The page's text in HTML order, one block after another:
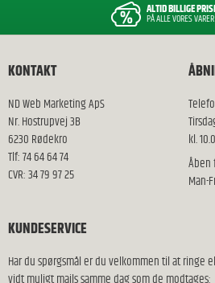
ALTID BILLIGE
PÅ ALLE VORES VARER
KONTAKT
ND Web Marketing ApS
Nr. Hostrupvej 3B
6230 Rødekro
Tlf: 74 64 64 74
CVR: 34 79 97 25
kl.
Åben
Man-
KUNDESERVICE
Har du spørgsmål er du velkommen til at ringe
vidt muligt mails samme dag som de modtages: